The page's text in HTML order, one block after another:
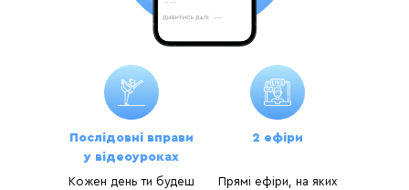
Послідовні вправи
у відеоуроках
Кожен день ти будеш
2 ефіри
Прямі ефіри, на яких